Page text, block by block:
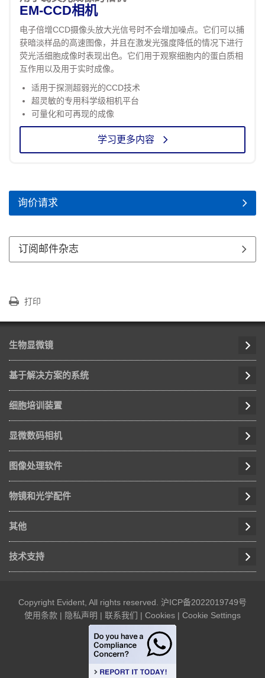
EM-CCD相机
电子倍增CCD摄像头放大光信号时不会增加噪点。它们可以捕
获暗淡样品的高速图像，并且在激发光强度降低的情况下进行
荧光活细胞成像时表现出色。它们用于观察细胞内的蛋白质相
互作用以及用于实时成像。
适用于探测超弱光的CCD技术
超灵敏的专用科学级相机平台
可量化和可再现的成像
学习更多内容
询价请求
订阅邮件杂志
打印
生物显微镜
基于解决方案的系统
细胞培训装置
显微数码相机
图像处理软件
物镜和光学配件
其他
技术支持
Copyright Evident, All rights reserved. 沪ICP备2022019749号
使用条款 | 隐私声明 | 联系我们 | Cookies | Cookie Settings